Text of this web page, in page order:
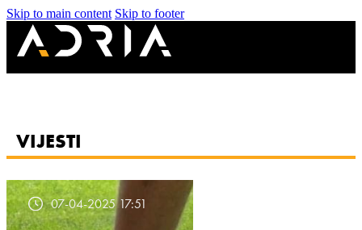
Skip to main content Skip to footer
VIJESTI
07-04-2025 17:51